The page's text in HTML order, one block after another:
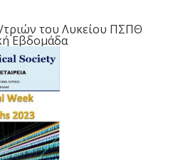
του Λυκείου ΠΣΠΘ
Εβδομάδα